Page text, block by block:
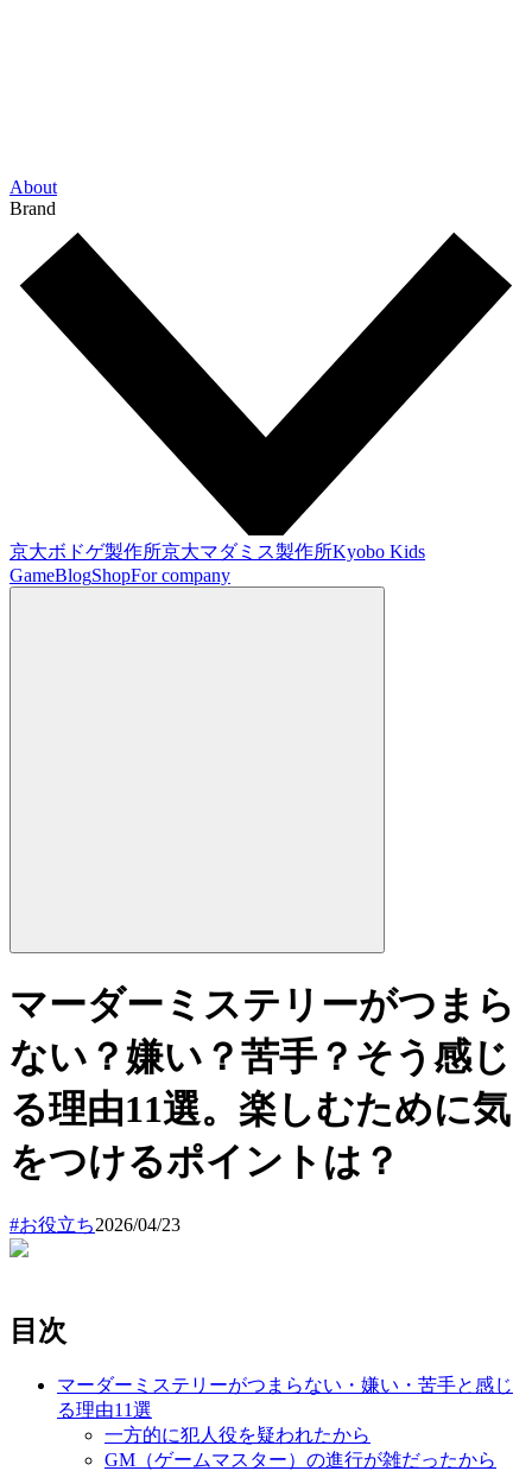
About
Brand
京大ボドゲ製作所京大マダミス製作所Kyobo Kids
GameBlogShopFor company
マーダーミステリーがつまら
ない？嫌い？苦手？そう感じ
る理由11選。楽しむために気
をつけるポイントは？
#お役立ち2026/04/23
目次
マーダーミステリーがつまらない・嫌い・苦手と感じ
る理由11選
一方的に犯人役を疑われたから
GM（ゲームマスター）の進行が雑だったから